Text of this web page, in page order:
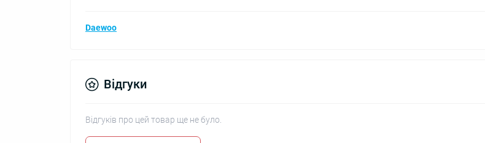
Daewoo
Відгуки
Відгуків про цей товар ще не було.